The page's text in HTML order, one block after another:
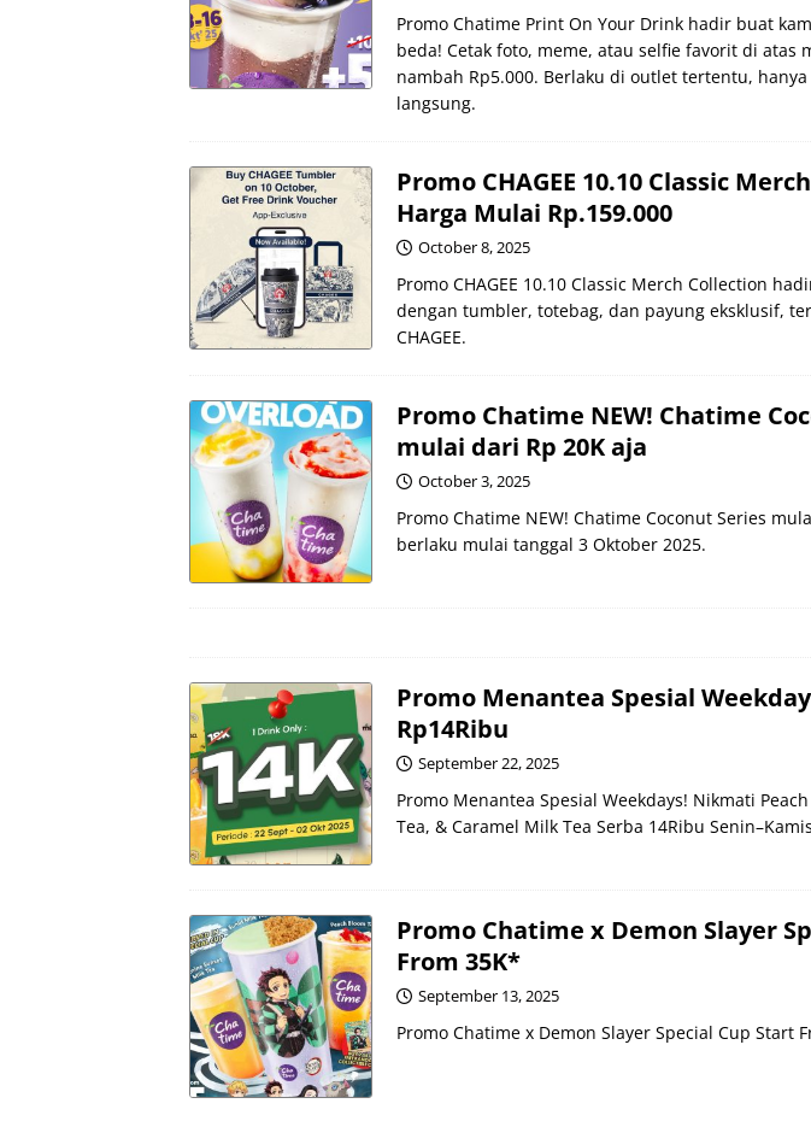
Promo Chatime Print On Your Drink hadir buat
beda! Cetak foto, meme, atau selfie favorit di atas
nambah Rp5.000. Berlaku di outlet tertentu,
langsung.
Promo CHAGEE 10.10 Classic
Harga Mulai Rp.159.000
October 8, 2025
Promo CHAGEE 10.10 Classic Merch Collection
dengan tumbler, totebag, dan payung eksklusif,
CHAGEE.
Promo Chatime NEW! Chatime
mulai dari Rp 20K aja
October 3, 2025
Promo Chatime NEW! Chatime Coconut Series
berlaku mulai tanggal 3 Oktober 2025.
Promo Menantea Spesial
Rp14Ribu
September 22, 2025
Promo Menantea Spesial Weekdays! Nikmati
Tea, & Caramel Milk Tea Serba 14Ribu
Promo Chatime x Demon Slayer
From 35K*
September 13, 2025
Promo Chatime x Demon Slayer Special Cup Start